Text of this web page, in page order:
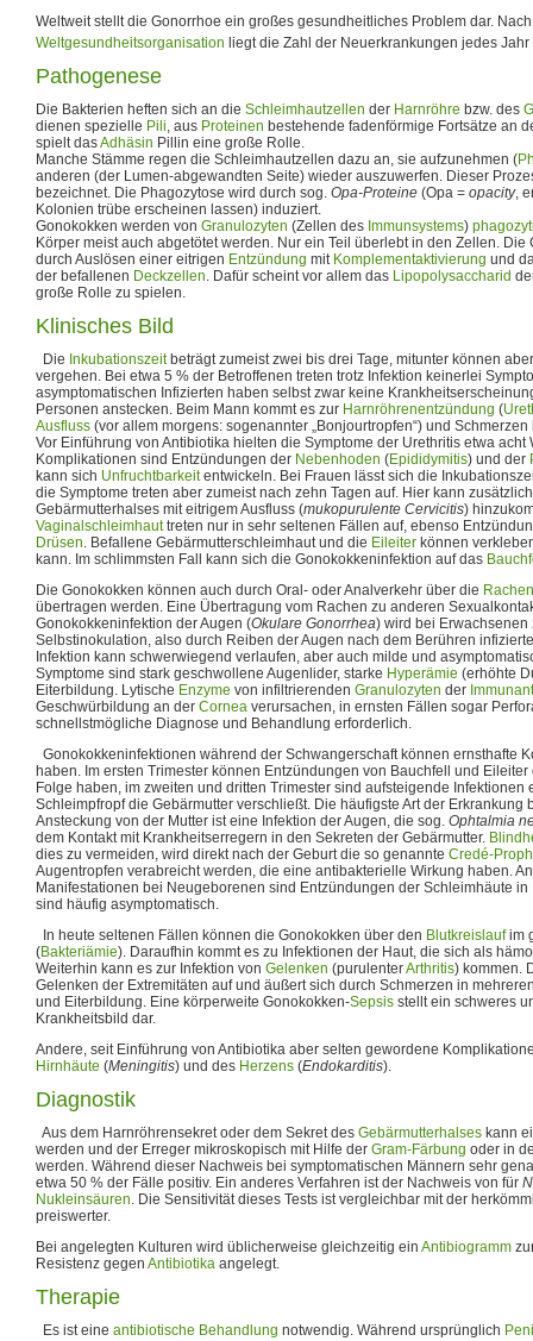
Weltweit stellt die Gonorrhoe ein großes gesundheitliches Problem dar.
Weltgesundheitsorganisation liegt die Zahl der Neuerkrankungen jedes
Pathogenese
Die Bakterien heften sich an die Schleimhautzellen der Harnröhre bzw. des
dienen spezielle Pili, aus Proteinen bestehende fadenförmige Fortsätze an
spielt dasAdhäsin Pillin eine große Rolle.
Manche Stämme regen die Schleimhautzellen dazu an, sie aufzunehmen (
anderen (der Lumen-abgewandten Seite) wieder auszuwerfen. Dieser
bezeichnet. Die Phagozytose wird durch sog. Opa-Proteine (Opa = opacity,
Kolonien trübe erscheinen lassen) induziert.
Gonokokken werden von Granulozyten (Zellen des Immunsystems)
Körper meist auch abgetötet werden. Nur ein Teil überlebt in den Zellen.
durch Auslösen einer eitrigen Entzündung mit Komplementaktivierung und
der befallenen Deckzellen. Dafür scheint vor allem das Lipopolysaccharid
große Rolle zu spielen.
Klinisches Bild
Die Inkubationszeitbeträgt zumeist zwei bis drei Tage, mitunter können
vergehen. Bei etwa 5 % der Betroffenen treten trotz Infektion keinerlei
asymptomatischen Infizierten haben selbst zwar keine
Personen anstecken. Beim Mann kommt es zur Harnröhrenentzündung (
Ausfluss (vor allem morgens: sogenannter „Bonjourtropfen“) und
Vor Einführung von Antibiotika hielten die Symptome der Urethritis etwa acht
Komplikationen sind Entzündungen der Nebenhoden (Epididymitis) und der
kann sich Unfruchtbarkeitentwickeln. Bei Frauen lässt sich die
die Symptome treten aber zumeist nach zehn Tagen auf. Hier kann
Gebärmutterhalses mit eitrigem Ausfluss (mukopurulente Cervicitis)
Vaginalschleimhauttreten nur in sehr seltenen Fällen auf, ebenso
Drüsen. Befallene Gebärmutterschleimhaut und die Eileiter können
kann. Im schlimmsten Fall kann sich die Gonokokkeninfektion auf das
Die Gonokokken können auch durch Oral- oder Analverkehr über die Rachen
übertragen werden. Eine Übertragung vom Rachen zu anderen
Gonokokkeninfektion der Augen (Okulare Gonorrhea) wird bei Erwachsenen
Selbstinokulation, also durch Reiben der Augen nach dem Berühren
Infektion kann schwerwiegend verlaufen, aber auch milde und
Symptome sind stark geschwollene Augenlider, starke Hyperämie (erhöhte
Eiterbildung. Lytische Enzyme von infiltrierenden Granulozyten der
Geschwürbildung an der Cornea verursachen, in ernsten Fällen sogar
schnellstmögliche Diagnose und Behandlung erforderlich.
Gonokokkeninfektionen während der Schwangerschaft können ernsthafte
haben. Im ersten Trimester können Entzündungen von Bauchfell und Eileiter
Folge haben, im zweiten und dritten Trimester sind aufsteigende Infektionen
Schleimpfropf die Gebärmutter verschließt. Die häufigste Art der
Ansteckung von der Mutter ist eine Infektion der Augen, die sog. Ophtalmia
dem Kontakt mit Krankheitserregern in den Sekreten der Gebärmutter.
dies zu vermeiden, wird direkt nach der Geburt die so genannte Credé-
Augentropfen verabreicht werden, die eine antibakterielle Wirkung haben.
Manifestationen bei Neugeborenen sind Entzündungen der Schleimhäute in
sind häufig asymptomatisch.
In heute seltenen Fällen können die Gonokokken über den Blutkreislaufim
(Bakteriämie). Daraufhin kommt es zu Infektionen der Haut, die sich als
Weiterhin kann es zur Infektion von Gelenken (purulenterArthritis) kommen.
Gelenken der Extremitäten auf und äußert sich durch Schmerzen in
und Eiterbildung. Eine körperweite Gonokokken-Sepsis stellt ein schweres
Krankheitsbild dar.
Andere, seit Einführung von Antibiotika aber selten gewordene
Hirnhäute (Meningitis) und des Herzens (Endokarditis).
Diagnostik
Aus dem Harnröhrensekret oder dem Sekret des Gebärmutterhalses kann
werden und der Erreger mikroskopisch mit Hilfe der Gram-Färbung oder in
werden. Während dieser Nachweis bei symptomatischen Männern sehr
etwa 50 % der Fälle positiv. Ein anderes Verfahren ist der Nachweis von für
Nukleinsäuren. Die Sensitivität dieses Tests ist vergleichbar mit der
preiswerter.
Bei angelegten Kulturen wird üblicherweise gleichzeitig ein Antibiogramm
Resistenz gegen Antibiotika angelegt.
Therapie
Es ist eine antibiotische Behandlung notwendig. Während ursprünglich